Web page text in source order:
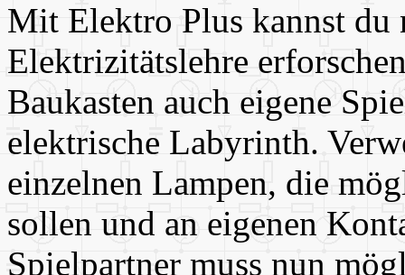
Mit Elektro Plus kannst du
Elektrizitätslehre
Baukasten auch eigene
elektrische Labyrinth.
einzelnen Lampen, die
sollen und an eigenen
Spielpartner muss nun